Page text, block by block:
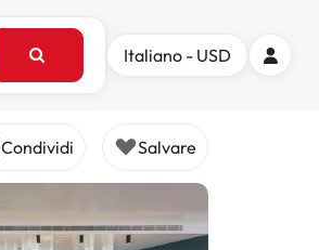
Italiano - USD
Condividi Salvare